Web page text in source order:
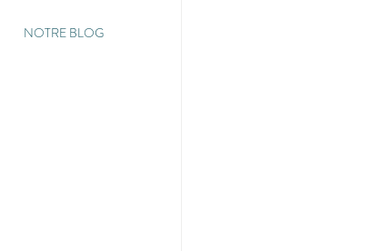
NOTRE BLOG